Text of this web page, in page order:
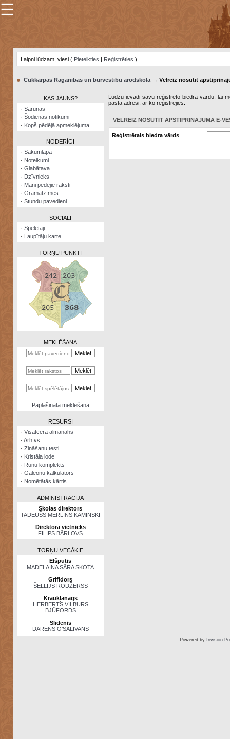
×
Šodienas
notikumi
Visatcera
almanahs
Arhīvs
Zināšanu
kalkulators
Nomētātās
☰
Laipni lūdzam, viesi ( Pieteikties | Reģistrēties )
● Cūkkārpas Raganības un burvestību arodskola→ Vēlreiz nosūtīt
KAS JAUNS?
· Sarunas
· Šodienas notikumi
· Kopš pēdējā apmeklējuma
NODERĪGI
· Sākumlapa
· Noteikumi
· Glabātava
· Dzīvnieks
· Mani pēdējie raksti
· Grāmatzīmes
· Stundu pavedieni
SOCIĀLI
· Spēlētāji
· Laupītāju karte
TORŅU PUNKTI
MEKLĒŠANA
Paplašinātā meklēšana
RESURSI
· Visatcera almanahs
· Arhīvs
· Zināšanu testi
· Kristāla lode
· Rūnu komplekts
· Galeonu kalkulators
· Nomētātās kārtis
ADMINISTRĀCIJA
Skolas direktors
TADEUŠS MERLINS KAMINSKI
Direktora vietnieks
FILIPS BĀRLOVS
TORŅU VECĀKIE
Elšpūtis
MADELAINA SĀRA SKOTA
Grifidors
ŠELLIJS RODŽERSS
Kraukļanags
HERBERTS VILBURS
BJŪFORDS
Slīdenis
DARENS O’SALIVANS
Lūdzu ievadi savu reģistrēto biedra vārdu, lai
pasta adresi, ar ko reģistrējies.
VĒLREIZ NOSŪTĪT APSTIPRINĀJUMA E-
Reģistrētais biedra vārds
Powered by Invision